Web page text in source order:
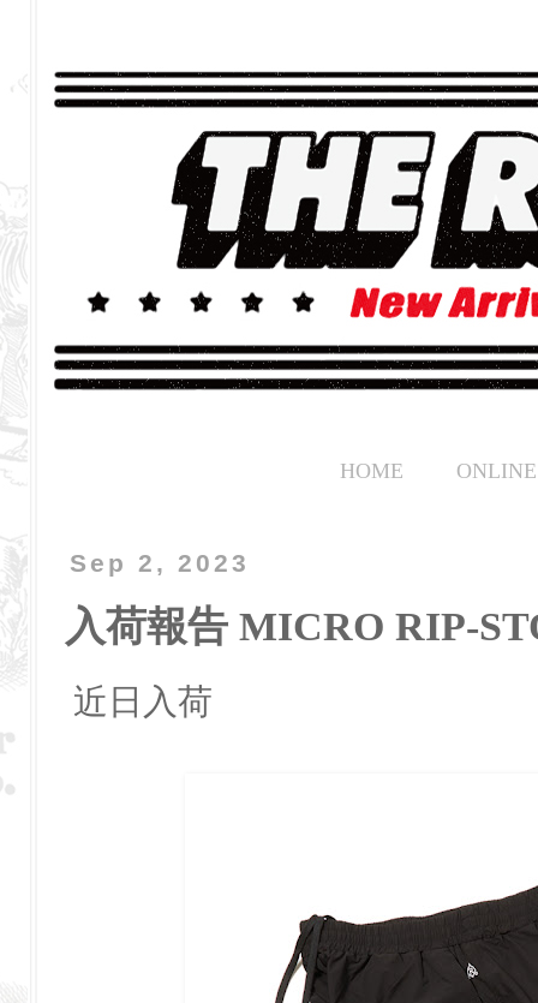
HOME
Sep 2, 2023
入荷報告 MICRO RIP-
近日入荷